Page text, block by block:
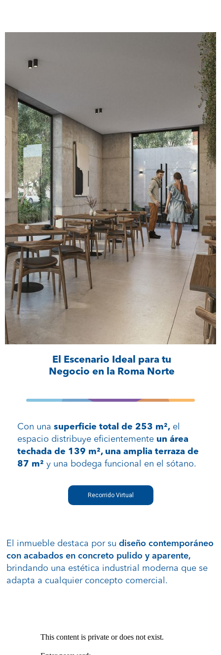
El Escenario Ideal para tu
Negocio en la Roma Norte
Con una superficie total de 253 m², el
espacio distribuye eficientemente un área
techada de 139 m², una amplia terraza de
87 m² y una bodega funcional en el sótano.
Recorrido Virtual
El inmueble destaca por su diseño contemporáneo
con acabados en concreto pulido y aparente,
brindando una estética industrial moderna que se
adapta a cualquier concepto comercial.